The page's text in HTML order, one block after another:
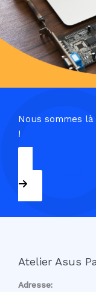
Nous sommes
!
09 54 37 04 03
Atelier Asus
Adresse: